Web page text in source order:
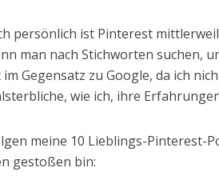
persönlich ist Pinterest
man nach Stichworten suchen,
im Gegensatz zu Google, da ich
wie ich, ihre
meine 10 Lieblings-Pinterest-
gestoßen bin: